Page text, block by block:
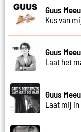
Guus
Kus van
Guus
Laat het
Guus
Laat mij